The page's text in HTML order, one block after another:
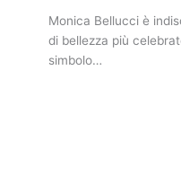
Monica Bellucci è
di bellezza più
simbolo…